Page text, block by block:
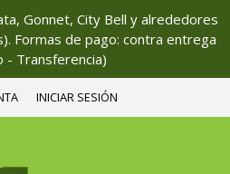
Gonnet, City Bell y alrededores
Formas de pago: contra entrega
- Transferencia)
INICIAR SESIÓN